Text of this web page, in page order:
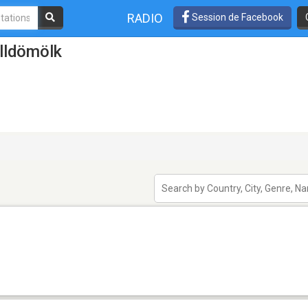
RADIO Session de Facebook